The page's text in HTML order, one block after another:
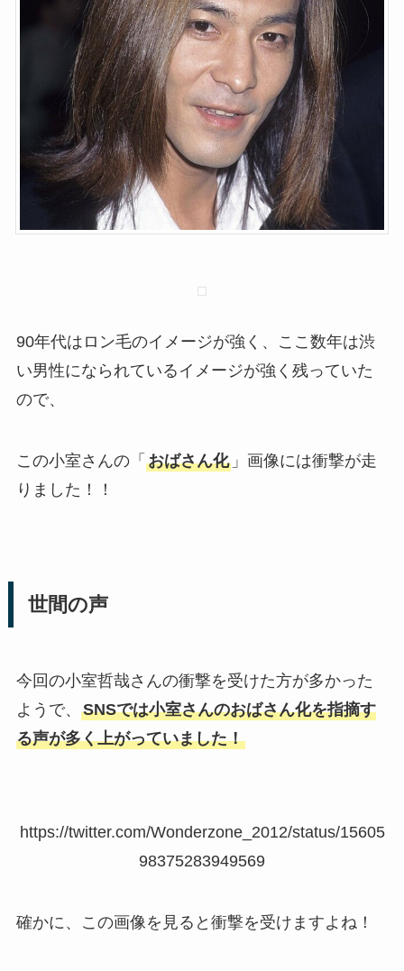
90年代はロン毛のイメージが強く、ここ数年は渋
い男性になられているイメージが強く残っていた
ので、
この小室さんの「 おばさん化」画像には衝撃が走
りました！！
世間の声
今回の小室哲哉さんの衝撃を受けた方が多かった
ようで、 SNSでは小室さんのおばさん化を指摘す
る声が多く上がっていました！
https://twitter.com/Wonderzone_2012/status/15605
98375283949569
確かに、この画像を見ると衝撃を受けますよね！